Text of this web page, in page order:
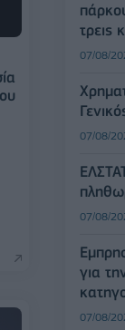
τρεις
07/08/
07/08/
07/08/
για
07/08/